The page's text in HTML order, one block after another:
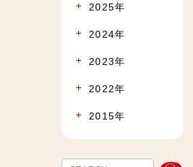
2025年
2024年
2023年
2022年
2015年